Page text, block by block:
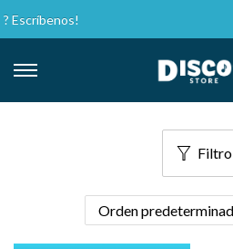
Escríbenos!
Filtro